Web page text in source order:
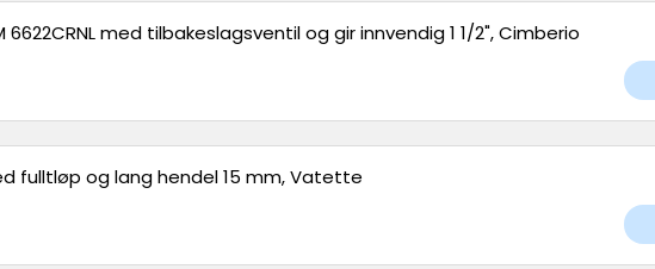
6622CRNL med tilbakeslagsventil og gir innvendig 1 1/2", Cimberio
fulltløp og lang hendel 15 mm, Vatette